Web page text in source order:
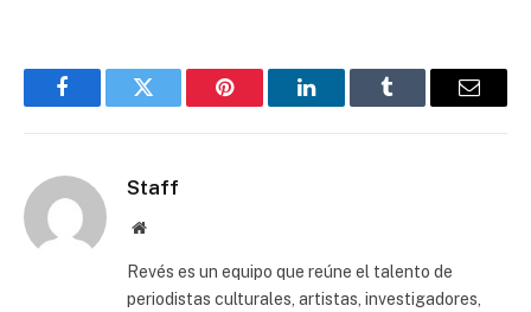
FacebookTwitter Pinterest LinkedInTumblr Email
Staff
Website
Revés es un equipo que reúne el talento de
periodistas culturales, artistas, investigadores,